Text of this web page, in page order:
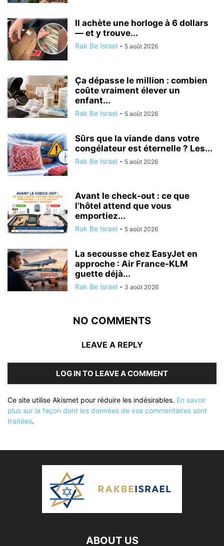
Il achète une horloge à 6 dollars
— et y trouve...
Rak Be Israel - 5 août 2026
Ça dépasse le million : combien
coûte vraiment élever un
enfant...
Rak Be Israel - 5 août 2026
Sûrs que la viande dans votre
congélateur est éternelle ? Les...
Rak Be Israel - 5 août 2026
Avant le check-out : ce que
l’hôtel attend que vous
emportiez...
Rak Be Israel - 5 août 2026
La secousse chez EasyJet en
approche : Air France-KLM
guette déjà...
Rak Be Israel - 3 août 2026
NO COMMENTS
LEAVE A REPLY
LOG IN TO LEAVE A COMMENT
Ce site utilise Akismet pour réduire les indésirables. En savoir
plus sur la façon dont les données de vos commentaires sont
traitées.
ABOUT US